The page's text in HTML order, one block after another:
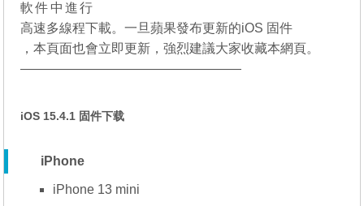
軟件中進行
高速多線程下載。一旦蘋果發布更新的iOS 固件
，本頁面也會立即更新，強烈建議大家收藏本網頁。
—————————————————
iOS 15.4.1 固件下载
iPhone
iPhone 13 mini